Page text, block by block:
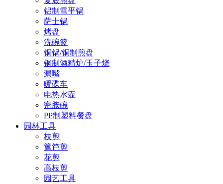
铝制雪平锅
萨士锅
烤盘
洗碗篮
铜锅/铜制煎盘
铜制酒精炉/玉子烧
漏嘴
暖碟车
电热水壶
密胺碗
PP制塑料餐盘
园林工具
枝剪
篱笆剪
花剪
高枝剪
园艺工具